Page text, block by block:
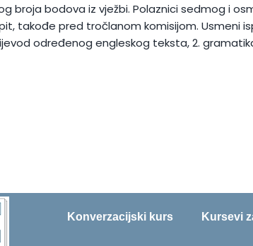
broja bodova iz vježbi. Polaznici sedmog i
takođe pred tročlanom komisijom. Usmeni
određenog engleskog teksta, 2.
Konverzacijski kurs Kursevi